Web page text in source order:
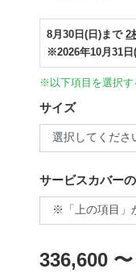
8月30日(日)まで 2
※2026年10月31日
※以下項目を選択す
サイズ
サービスカバー
336,600